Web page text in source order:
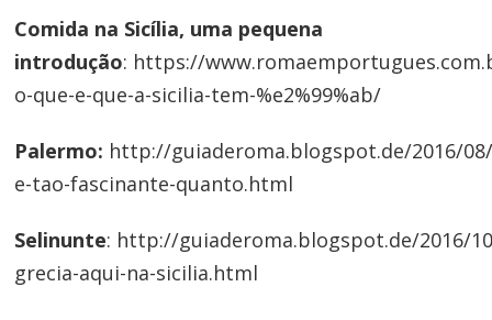
Comida na Sicília, uma pequena
introdução: https://
o-que-e-que-a-sicilia-tem-%e2%99%ab/
Palermo: http://guiaderoma.blogspot.de/2016/
e-tao-fascinante-quanto.html
Selinunte: http://guiaderoma.blogspot.de/2016/
grecia-aqui-na-sicilia.html